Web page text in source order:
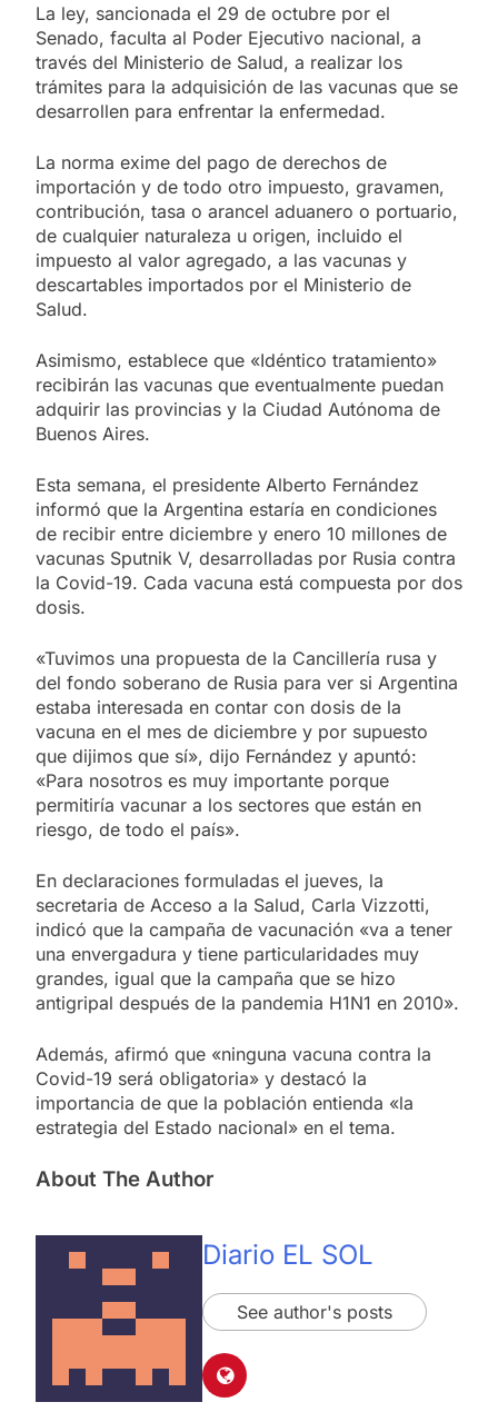
La ley, sancionada el 29 de octubre por el
Senado, faculta al Poder Ejecutivo nacional, a
través del Ministerio de Salud, a realizar los
trámites para la adquisición de las vacunas que se
desarrollen para enfrentar la enfermedad.
La norma exime del pago de derechos de
importación y de todo otro impuesto, gravamen,
contribución, tasa o arancel aduanero o portuario,
de cualquier naturaleza u origen, incluido el
impuesto al valor agregado, a las vacunas y
descartables importados por el Ministerio de
Salud.
Asimismo, establece que «Idéntico tratamiento»
recibirán las vacunas que eventualmente puedan
adquirir las provincias y la Ciudad Autónoma de
Buenos Aires.
Esta semana, el presidente Alberto Fernández
informó que la Argentina estaría en condiciones
de recibir entre diciembre y enero 10 millones de
vacunas Sputnik V, desarrolladas por Rusia contra
la Covid-19. Cada vacuna está compuesta por dos
dosis.
«Tuvimos una propuesta de la Cancillería rusa y
del fondo soberano de Rusia para ver si Argentina
estaba interesada en contar con dosis de la
vacuna en el mes de diciembre y por supuesto
que dijimos que sí», dijo Fernández y apuntó:
«Para nosotros es muy importante porque
permitiría vacunar a los sectores que están en
riesgo, de todo el país».
En declaraciones formuladas el jueves, la
secretaria de Acceso a la Salud, Carla Vizzotti,
indicó que la campaña de vacunación «va a tener
una envergadura y tiene particularidades muy
grandes, igual que la campaña que se hizo
antigripal después de la pandemia H1N1 en 2010».
Además, afirmó que «ninguna vacuna contra la
Covid-19 será obligatoria» y destacó la
importancia de que la población entienda «la
estrategia del Estado nacional» en el tema.
About The Author
Diario EL SOL
See author's posts